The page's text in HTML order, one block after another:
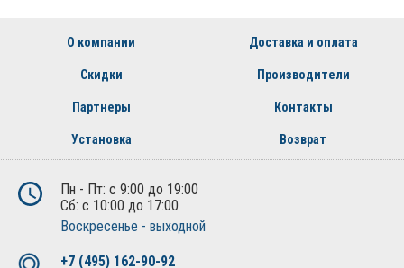
О компании Доставка и оплата
Скидки Производители
Партнеры Контакты
Установка Возврат
Пн - Пт: с 9:00 до 19:00
Сб: с 10:00 до 17:00
Воскресенье - выходной
+7 (495) 162-90-92